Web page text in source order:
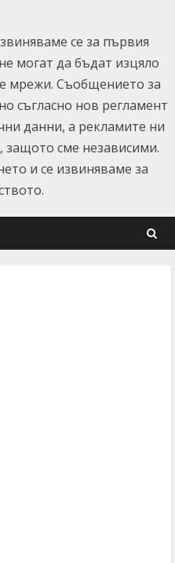
се за първия
могат да бъдат изцяло
мрежи. Съобщението за
съгласно нов регламент
данни, а рекламите ни
защото сме независими.
и се извиняваме за